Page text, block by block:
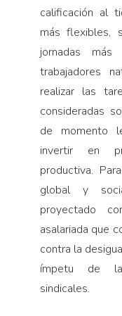
calificación al
más flexibles,
jornadas
trabajadores
realizar las
consideradas
de momento
invertir en
productiva.
global y
proyectado
asalariada que
contra la
ímpetu de
sindicales.